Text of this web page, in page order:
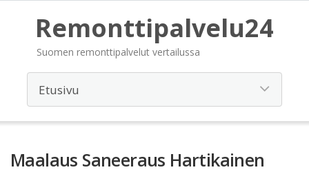
Remonttipalvelu24
Suomen remonttipalvelut vertailussa
Maalaus Saneeraus Hartikainen